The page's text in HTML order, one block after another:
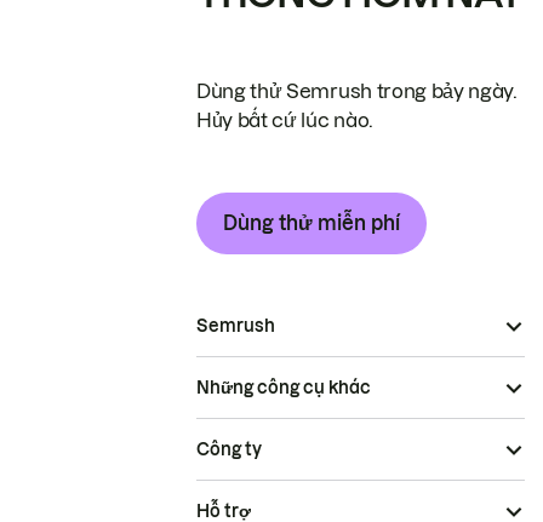
Dùng thử Semrush trong bảy ngày.
Hủy bất cứ lúc nào.
Dùng thử miễn phí
Semrush
Những công cụ khác
Công ty
Hỗ trợ